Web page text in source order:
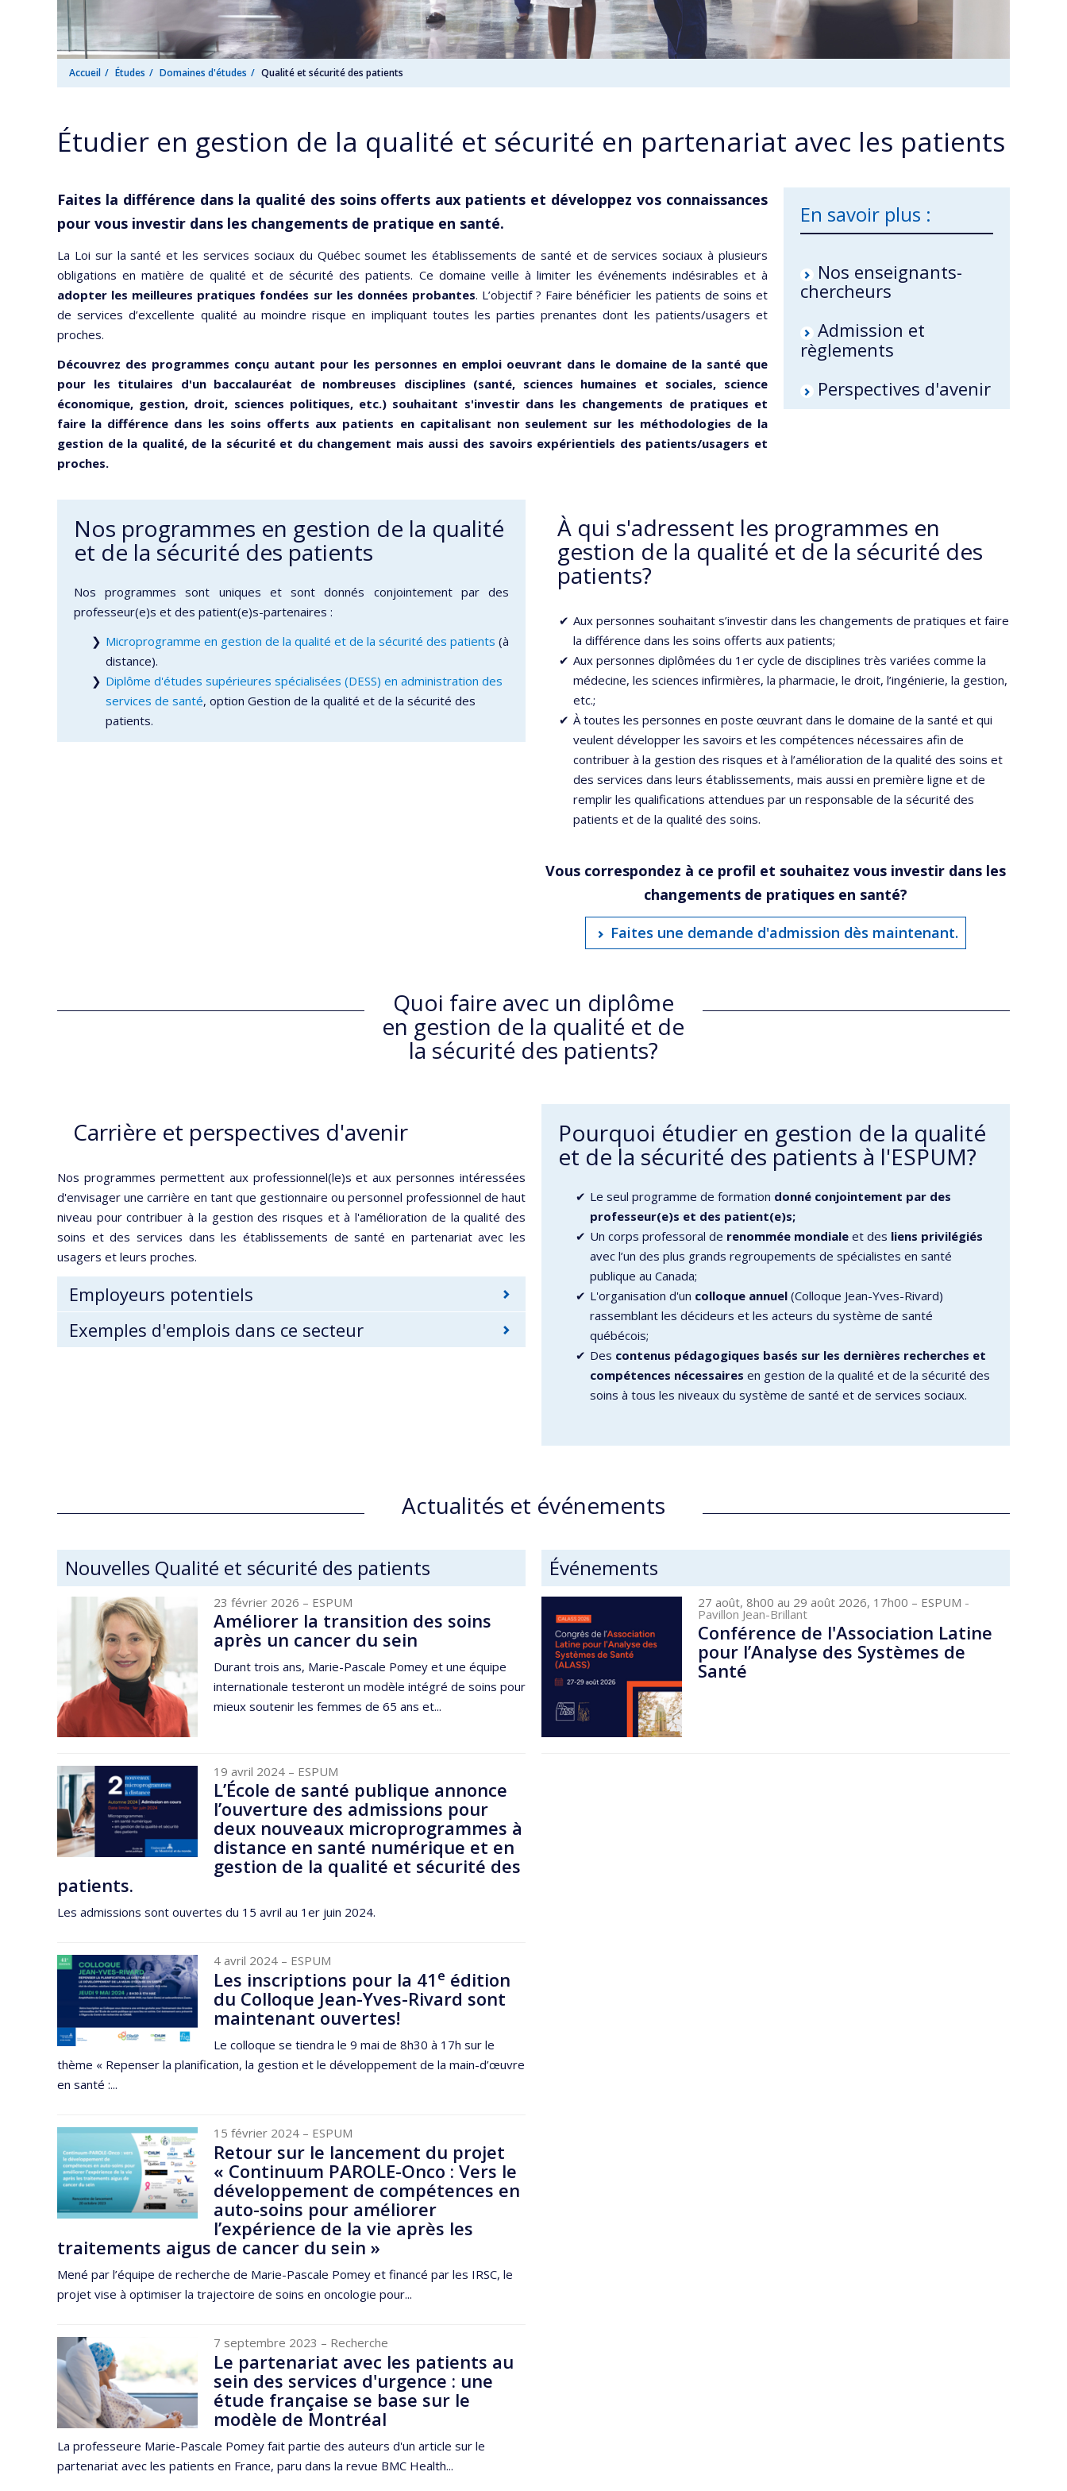
Accueil Études Domaines d'études Qualité et sécurité des patients
Étudier en gestion de la qualité et sécurité en partenariat avec les patients
Faites la différence dans la qualité des soins offerts aux patients et développez vos connaissances
pour vous investir dans les changements de pratique en santé.
La Loi sur la santé et les services sociaux du Québec soumet les établissements de santé et de services sociaux à plusieurs
obligations en matière de qualité et de sécurité des patients. Ce domaine veille à limiter les événements indésirables et à
adopter les meilleures pratiques fondées sur les données probantes. L’objectif ? Faire bénéficier les patients de soins et
de services d’excellente qualité au moindre risque en impliquant toutes les parties prenantes dont les patients/usagers et
proches.
Découvrez des programmes conçu autant pour les personnes en emploi oeuvrant dans le domaine de la santé que
pour les titulaires d'un baccalauréat de nombreuses disciplines (santé, sciences humaines et sociales, science
économique, gestion, droit, sciences politiques, etc.) souhaitant s'investir dans les changements de pratiques et
faire la différence dans les soins offerts aux patients en capitalisant non seulement sur les méthodologies de la
gestion de la qualité, de la sécurité et du changement mais aussi des savoirs expérientiels des patients/usagers et
proches.
En savoir plus :
Nos enseignants-
chercheurs
Admission et
règlements
Perspectives d'avenir
Nos programmes en gestion de la qualité
et de la sécurité des patients
Nos programmes sont uniques et sont donnés conjointement par des
professeur(e)s et des patient(e)s-partenaires :
Microprogramme en gestion de la qualité et de la sécurité des patients (à
distance).
Diplôme d'études supérieures spécialisées (DESS) en administration des
services de santé, option Gestion de la qualité et de la sécurité des
patients.
À qui s'adressent les programmes en
gestion de la qualité et de la sécurité des
patients?
Aux personnes souhaitant s’investir dans les changements de pratiques et faire
la différence dans les soins offerts aux patients;
Aux personnes diplômées du 1er cycle de disciplines très variées comme la
médecine, les sciences infirmières, la pharmacie, le droit, l’ingénierie, la gestion,
etc.;
À toutes les personnes en poste œuvrant dans le domaine de la santé et qui
veulent développer les savoirs et les compétences nécessaires afin de
contribuer à la gestion des risques et à l’amélioration de la qualité des soins et
des services dans leurs établissements, mais aussi en première ligne et de
remplir les qualifications attendues par un responsable de la sécurité des
patients et de la qualité des soins.
Vous correspondez à ce profil et souhaitez vous investir dans les
changements de pratiques en santé?
Faites une demande d'admission dès maintenant.
Quoi faire avec un diplôme
en gestion de la qualité et de
la sécurité des patients?
Carrière et perspectives d'avenir
Nos programmes permettent aux professionnel(le)s et aux personnes intéressées
d'envisager une carrière en tant que gestionnaire ou personnel professionnel de haut
niveau pour contribuer à la gestion des risques et à l'amélioration de la qualité des
soins et des services dans les établissements de santé en partenariat avec les
usagers et leurs proches.
Employeurs potentiels
Exemples d'emplois dans ce secteur
Pourquoi étudier en gestion de la qualité
et de la sécurité des patients à l'ESPUM?
Le seul programme de formation donné conjointement par des
professeur(e)s et des patient(e)s;
Un corps professoral de renommée mondiale et des liens privilégiés
avec l’un des plus grands regroupements de spécialistes en santé
publique au Canada;
L'organisation d'un colloque annuel (Colloque Jean-Yves-Rivard)
rassemblant les décideurs et les acteurs du système de santé
québécois;
Des contenus pédagogiques basés sur les dernières recherches et
compétences nécessaires en gestion de la qualité et de la sécurité des
soins à tous les niveaux du système de santé et de services sociaux.
Actualités et événements
Nouvelles Qualité et sécurité des patients
23 février 2026 – ESPUM
Améliorer la transition des soins
après un cancer du sein
Durant trois ans, Marie-Pascale Pomey et une équipe
internationale testeront un modèle intégré de soins pour
mieux soutenir les femmes de 65 ans et...
19 avril 2024 – ESPUM
L’École de santé publique annonce
l’ouverture des admissions pour
deux nouveaux microprogrammes à
distance en santé numérique et en
gestion de la qualité et sécurité des
patients.
Les admissions sont ouvertes du 15 avril au 1er juin 2024.
4 avril 2024 – ESPUM
Les inscriptions pour la 41 e édition
du Colloque Jean-Yves-Rivard sont
maintenant ouvertes!
Le colloque se tiendra le 9 mai de 8h30 à 17h sur le
thème « Repenser la planification, la gestion et le développement de la main-d’œuvre
en santé :...
15 février 2024 – ESPUM
Retour sur le lancement du projet
« Continuum PAROLE-Onco : Vers le
développement de compétences en
auto-soins pour améliorer
l’expérience de la vie après les
traitements aigus de cancer du sein »
Mené par l’équipe de recherche de Marie-Pascale Pomey et financé par les IRSC, le
projet vise à optimiser la trajectoire de soins en oncologie pour...
7 septembre 2023 – Recherche
Le partenariat avec les patients au
sein des services d'urgence : une
étude française se base sur le
modèle de Montréal
La professeure Marie-Pascale Pomey fait partie des auteurs d'un article sur le
partenariat avec les patients en France, paru dans la revue BMC Health...
Événements
27 août, 8h00 au 29 août 2026, 17h00 – ESPUM -
Pavillon Jean-Brillant
Conférence de l'Association Latine
pour l’Analyse des Systèmes de
Santé